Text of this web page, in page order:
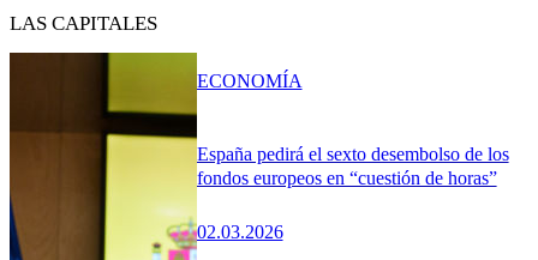
LAS CAPITALES
España pedirá el sexto desembolso de los
fondos europeos en “cuestión de horas”
02.03.2026
ECONOMÍA